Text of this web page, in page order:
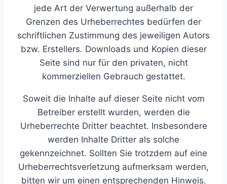
jede Art der Verwertung außerhalb der
Grenzen des Urheberrechtes bedürfen der
schriftlichen Zustimmung des jeweiligen Autors
bzw. Erstellers. Downloads und Kopien dieser
Seite sind nur für den privaten, nicht
kommerziellen Gebrauch gestattet.
Soweit die Inhalte auf dieser Seite nicht vom
Betreiber erstellt wurden, werden die
Urheberrechte Dritter beachtet. Insbesondere
werden Inhalte Dritter als solche
gekennzeichnet. Sollten Sie trotzdem auf eine
Urheberrechtsverletzung aufmerksam werden,
bitten wir um einen entsprechenden Hinweis.